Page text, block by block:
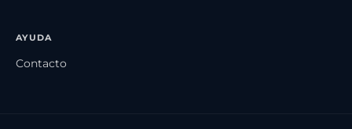
AYUDA
Contacto